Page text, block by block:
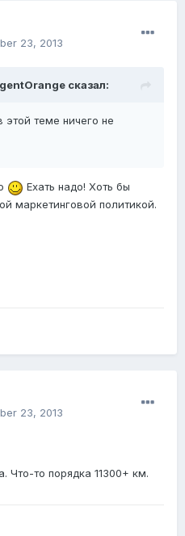
23, 2013
сказал:
теме ничего не
Ехать надо! Хоть бы
маркетинговой политикой.
23, 2013
Что-то порядка 11300+ км.